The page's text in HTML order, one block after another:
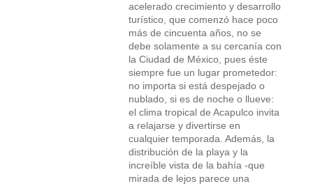
acelerado crecimiento y desarrollo
turístico, que comenzó hace poco
más de cincuenta años, no se
debe solamente a su cercanía con
la Ciudad de México, pues éste
siempre fue un lugar prometedor:
no importa si está despejado o
nublado, si es de noche o llueve:
el clima tropical de Acapulco invita
a relajarse y divertirse en
cualquier temporada. Además, la
distribución de la playa y la
increíble vista de la bahía -que
mirada de lejos parece una